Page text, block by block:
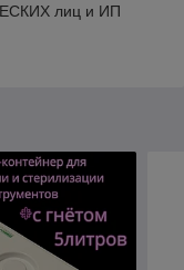
лиц и ИП